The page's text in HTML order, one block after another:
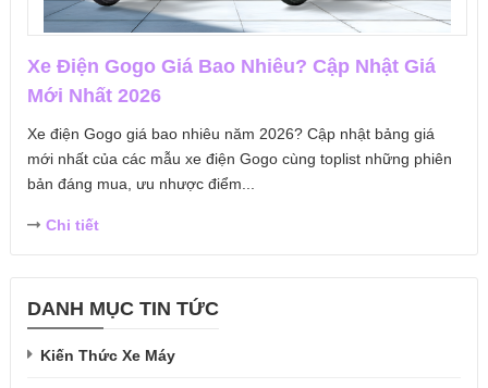
Xe Điện Gogo Giá Bao Nhiêu? Cập Nhật Giá
Mới Nhất 2026
Xe điện Gogo giá bao nhiêu năm 2026? Cập nhật bảng giá
mới nhất của các mẫu xe điện Gogo cùng toplist những phiên
bản đáng mua, ưu nhược điểm...
Chi tiết
DANH MỤC TIN TỨC
Kiến Thức Xe Máy